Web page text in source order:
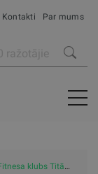
Kontakti Par mums
klubs Titāns